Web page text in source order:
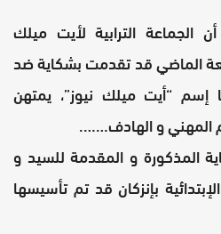
جريدة “معكم24” أن الجماعة الترابية لأيت ميلك
الماضي قد تقدمت بشكاية ضد
“أيت ميلك نيوز”، يمتهن
المهني و الهادف…….
المذكورة و المقدمة للسيد و
بإنزكان قد تم تأسيسها